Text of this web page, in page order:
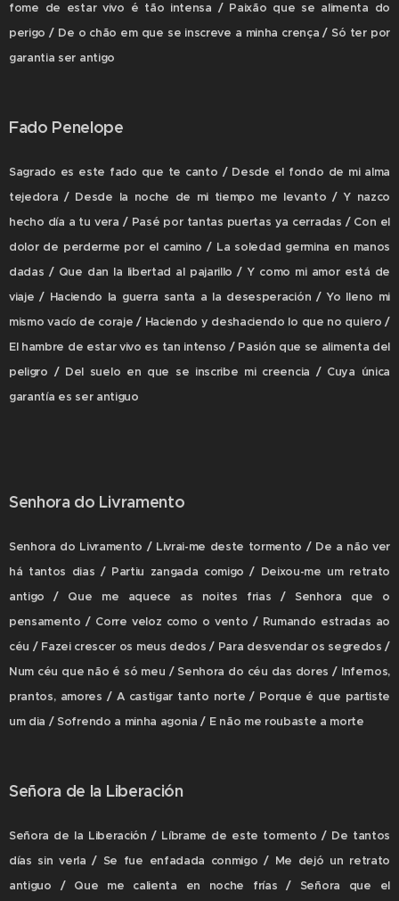
fome de estar vivo é tão intensa / Paixão que se alimenta do
perigo / De o chão em que se inscreve a minha crença / Só ter por
garantia ser antigo
Fado Penelope
Sagrado es este fado que te canto / Desde el fondo de mi alma
tejedora / Desde la noche de mi tiempo me levanto / Y nazco
hecho día a tu vera / Pasé por tantas puertas ya cerradas / Con el
dolor de perderme por el camino / La soledad germina en manos
dadas / Que dan la libertad al pajarillo / Y como mi amor está de
viaje / Haciendo la guerra santa a la desesperación / Yo lleno mi
mismo vacío de coraje / Haciendo y deshaciendo lo que no quiero /
El hambre de estar vivo es tan intenso / Pasión que se alimenta del
peligro / Del suelo en que se inscribe mi creencia / Cuya única
garantía es ser antiguo
Senhora do Livramento
Senhora do Livramento / Livrai-me deste tormento / De a não ver
há tantos dias / Partiu zangada comigo / Deixou-me um retrato
antigo / Que me aquece as noites frias / Senhora que o
pensamento / Corre veloz como o vento / Rumando estradas ao
céu / Fazei crescer os meus dedos / Para desvendar os segredos /
Num céu que não é só meu / Senhora do céu das dores / Infernos,
prantos, amores / A castigar tanto norte / Porque é que partiste
um dia / Sofrendo a minha agonia / E não me roubaste a morte
Señora de la Liberación
Señora de la Liberación / Líbrame de este tormento / De tantos
días sin verla / Se fue enfadada conmigo / Me dejó un retrato
antiguo / Que me calienta en noche frías / Señora que el